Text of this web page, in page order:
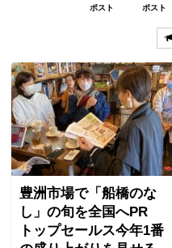
ポスト ポスト
豊洲市場で「船橋のな
し」の旬を全国へPR
トップセールス今年1番